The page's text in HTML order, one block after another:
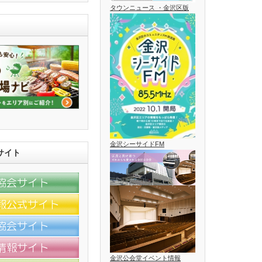
イト
タウンニュース ・金沢区版
金沢シーサイドFM
金沢公会堂イベント情報